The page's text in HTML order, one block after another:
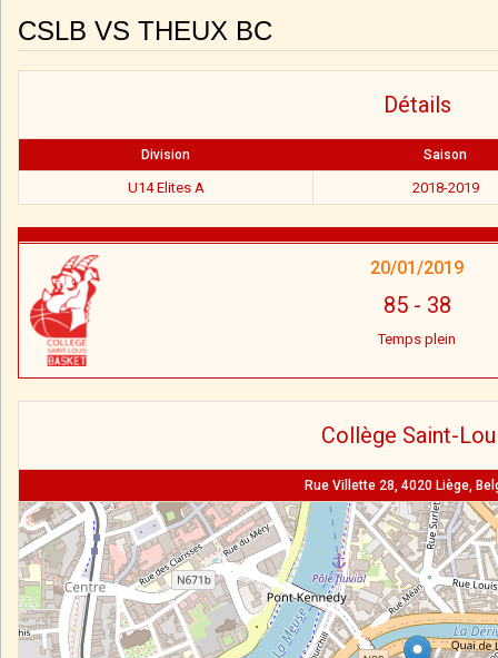
CSLB VS THEUX BC
Détails
Division Saison
U14 Elites A 2018-2019
20/01/2019
85- 38
Temps plein
Collège Saint-
Rue Villette 28, 4020 Liège,